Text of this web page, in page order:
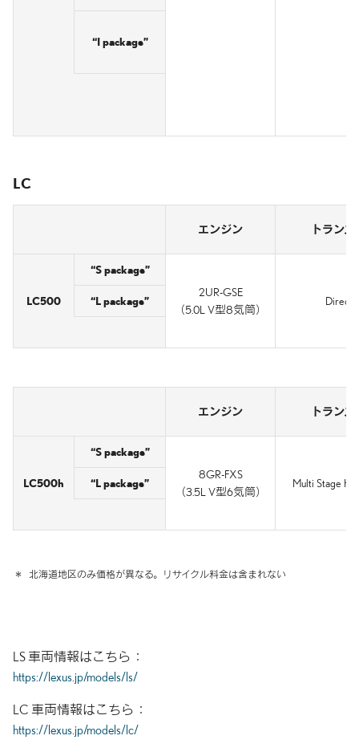
“I package”
LC
エンジン トラン
“S package”
2UR-GSE
（5.0L V型8気筒）
Direct
LC500 “L package”
エンジン トラン
“S package”
8GR-FXS
（3.5L V型6気筒）
Multi Stage
LC500h “L package”
＊ 北海道地区のみ価格が異なる。 リサイクル料金は含まれない
LS 車両情報はこちら
https://lexus.jp/models/ls/
LC 車両情報はこちら
https://lexus.jp/models/lc/